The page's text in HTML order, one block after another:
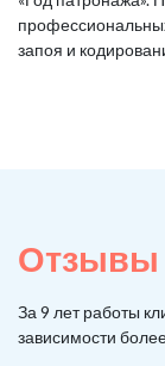
запоя и
Отзывы
За 9 лет работы
зависимости